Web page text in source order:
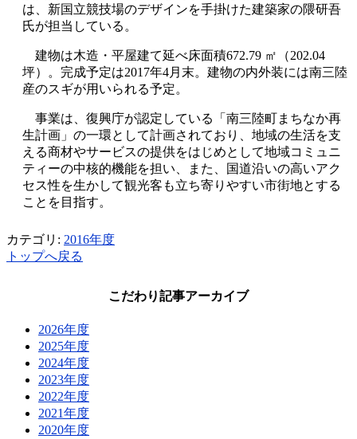
は、新国立競技場のデザインを手掛けた建築家の隈研吾
氏が担当している。
建物は木造・平屋建て延べ床面積672.79 ㎡（202.04
坪）。完成予定は2017年4月末。建物の内外装には南三陸
産のスギが用いられる予定。
事業は、復興庁が認定している「南三陸町まちなか再
生計画」の一環として計画されており、地域の生活を支
える商材やサービスの提供をはじめとして地域コミュニ
ティーの中核的機能を担い、また、国道沿いの高いアク
セス性を生かして観光客も立ち寄りやすい市街地とする
ことを目指す。
カテゴリ: 2016年度
トップへ戻る
こだわり記事アーカイブ
2026年度
2025年度
2024年度
2023年度
2022年度
2021年度
2020年度